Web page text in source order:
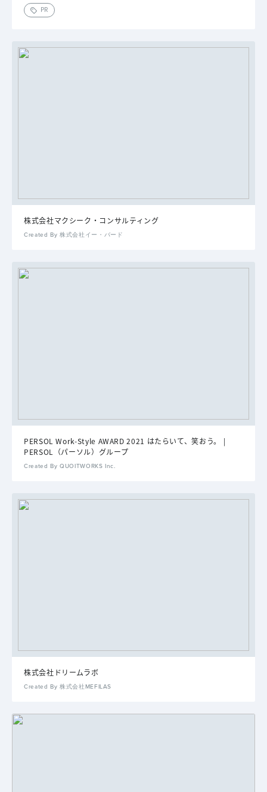
PR
株式会社マクシーク・コンサルティング
Created By 株式会社イー・バード
PERSOL Work-Style AWARD 2021 はたらいて、笑おう。 |
PERSOL（パーソル）グループ
Created By QUOITWORKS Inc.
株式会社ドリームラボ
Created By 株式会社MEFILAS